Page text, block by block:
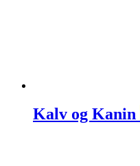
Kalv og Kanin